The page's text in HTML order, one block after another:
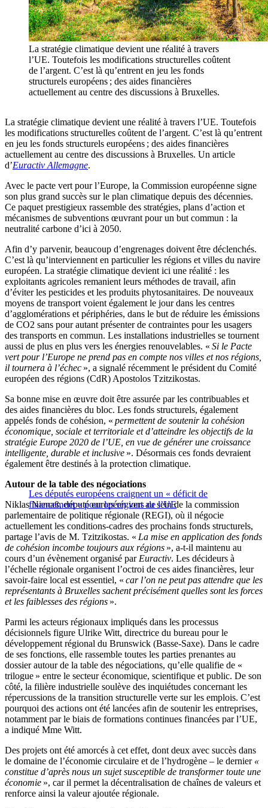
La stratégie climatique devient une réalité à travers
l’UE. Toutefois les modifications structurelles coûtent
de l’argent. C’est là qu’entrent en jeu les fonds
structurels européens ; des aides financières
actuellement au centre des discussions à Bruxelles.
La stratégie climatique devient une réalité à travers l’UE. Toutefois
les modifications structurelles coûtent de l’argent. C’est là qu’entrent
en jeu les fonds structurels européens ; des aides financières
actuellement au centre des discussions à Bruxelles. Un article
d’Euractiv Allemagne.
Avec le pacte vert pour l’Europe, la Commission européenne signe
son plus grand succès sur le plan climatique depuis des décennies.
Ce paquet prestigieux rassemble des stratégies, plans d’action et
mécanismes de subventions œuvrant pour un but commun : la
neutralité carbone d’ici à 2050.
Afin d’y parvenir, beaucoup d’engrenages doivent être déclenchés.
C’est là qu’interviennent en particulier les régions et villes du navire
européen. La stratégie climatique devient ici une réalité : les
exploitants agricoles remanient leurs méthodes de travail, afin
d’éviter les pesticides et les produits phytosanitaires. De nouveaux
moyens de transport voient également le jour dans les centres
d’agglomérations et périphéries, dans le but de réduire les émissions
de CO2 sans pour autant présenter de contraintes pour les usagers
des transports en commun. Les installations industrielles se tournent
aussi de plus en plus vers les énergies renouvelables. « Si le Pacte
vert pour l’Europe ne prend pas en compte nos villes et nos régions,
il tournera à l’échec », a signalé récemment le président du Comité
européen des régions (CdR) Apostolos Tzitzikostas.
Sa bonne mise en œuvre doit être assurée par les contribuables et
des aides financières du bloc. Les fonds structurels, également
appelés fonds de cohésion, « permettent de soutenir la cohésion
économique, sociale et territoriale et d’atteindre les objectifs de la
stratégie Europe 2020 de l’UE, en vue de générer une croissance
intelligente, durable et inclusive ». Désormais ces fonds devraient
également être destinés à la protection climatique.
Les députés européens craignent un « déficit de
financement » pour les régions de l’UE
Autour de la table des négociations
Niklas Nienaß, député européen vert au sein de la commission
parlementaire de politique régionale (REGI), où il négocie
actuellement les conditions-cadres des prochains fonds structurels,
partage l’avis de M. Tzitzikostas. « La mise en application des fonds
de cohésion incombe toujours aux régions », a-t-il maintenu au
cours d’un évènement organisé par Euractiv. Les décideurs à
l’échelle régionale organisent l’octroi de ces aides financières, leur
savoir-faire local est essentiel, « car l’on ne peut pas attendre que les
représentants à Bruxelles sachent précisément quelles sont les forces
et les faiblesses des régions ».
Parmi les acteurs régionaux impliqués dans les processus
décisionnels figure Ulrike Witt, directrice du bureau pour le
développement régional du Brunswick (Basse-Saxe). Dans le cadre
de ses fonctions, elle rassemble toutes les parties prenantes au
dossier autour de la table des négociations, qu’elle qualifie de «
trilogue » entre le secteur économique, scientifique et public. De son
côté, la filière industrielle soulève des inquiétudes concernant les
répercussions de la transition structurelle verte sur les emplois. C’est
pourquoi des actions ont été lancées afin de soutenir les entreprises,
notamment par le biais de formations continues financées par l’UE,
a indiqué Mme Witt.
Des projets ont été amorcés à cet effet, dont deux avec succès dans
le domaine de l’économie circulaire et de l’hydrogène – le dernier «
constitue d’après nous un sujet susceptible de transformer toute une
économie », car il permet la décentralisation de chaînes de valeurs et
renforce ainsi la valeur ajoutée régionale.